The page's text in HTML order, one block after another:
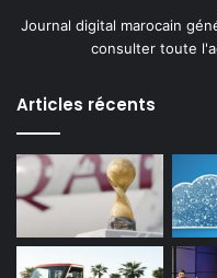
Journal digital marocain
consulter toute
Articles récents